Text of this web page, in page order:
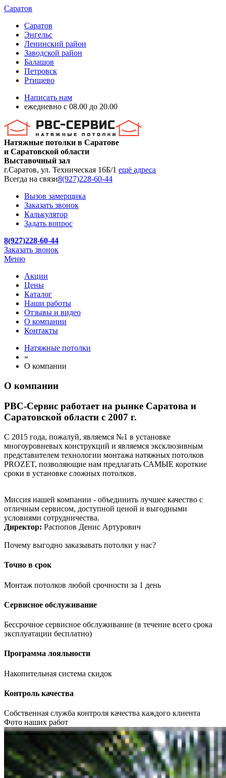
Саратов
Саратов
Энгельс
Ленинский район
Заводской район
Балашов
Петровск
Ртищево
Написать нам
ежедневно с 08.00 до 20.00
Натяжные потолки в Саратове
и Саратовской области
Выставочный зал
г.Саратов, ул. Техническая 16Б/1 ещё адреса
Всегда на связи8(927)228-60-44
Вызов замерщика
Заказать звонок
Калькулятор
Задать вопрос
8(927)228-60-44
Заказать звонок
Меню
Акции
Цены
Каталог
Наши работы
Отзывы и видео
О компании
Контакты
Натяжные потолки
»
О компании
О компании
РBC-Сервис работает на рынке Саратова и
Саратовской области с 2007 г.
C 2015 года, пожалуй, являемся №1 в установке
многоуровневых конструкций и являемся эксклюзивным
представителем технологии монтажа натяжных потолков
PROZET, позволяющие нам предлагать САМЫЕ короткие
сроки в установке сложных потолков.
Миссия нашей компании - объединить лучшее качество с
отличным сервисом, доступной ценой и выгодными
условиями сотрудничества.
Директор: Распопов Денис Артурович
Почему выгодно заказывать потолки у нас?
Точно в срок
Монтаж потолков любой срочности за 1 день
Сервисное обслуживание
Бессрочное сервисное обслуживание (в течение всего срока
эксплуатации бесплатно)
Программа лояльности
Накопительная система скидок
Контроль качества
Собственная служба контроля качества каждого клиента
Фото наших работ